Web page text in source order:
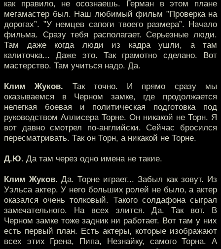
как правило, не осознаешь. Герман в этом плане
мегамастер был. Наш любимый фильм ”Проверка на
дорогах”. ”У немцев сапоги твоего размера”. Начало
фильма. Сразу тебя располагает. Серьезные люди.
Там даже когда люди из кадра ушли, а там
калиточка... Даже это. Так грамотно сделано. Вот
мастерство. Там учиться надо. Да.
Клим Жуков. Так точно. И прямо сразу мы
оказываемся в Черном замке, где продолжается
нелегкая боевая и политическая подготовка под
руководством Аллисера Торне. Он никакой не Торн. Я
вот давно смотрел по-английски. Сейчас бросился
пересматривать. Так он Торн, а никакой не Торне.
Д.Ю. Да там через одно имена не такие.
Клим Жуков. Да. Торне играет... Забыл как зовут. Из
Уэльса актер. У него больших ролей не было, а актер
оказался очень толковый. Такого солдафона сыграл
замечательного. На всех злится. Да. Так вот. В
Черном замке тоже задник ни работает. Вот там у них
есть первый план. Есть актеры, которые изображают
всех этих Грена, Пипа, Незнайку, самого Торна. А